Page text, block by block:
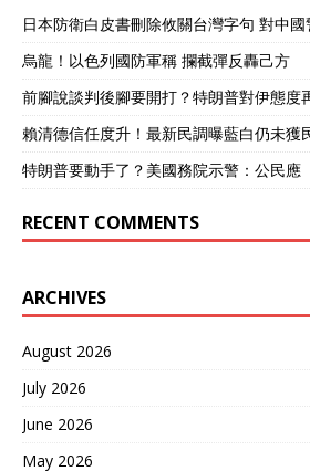
日本防衛白皮書刪除攸關台灣字句 對中
烏龍！以色列國防軍稱 攔截彈反轟己方
前腳說談判後腳要開打？特朗普對伊態度
賴清德信任度升！最新民調曝藍白仍未獲
特朗普要動手了？美國務院示警：公民應
RECENT COMMENTS
ARCHIVES
August 2026
July 2026
June 2026
May 2026